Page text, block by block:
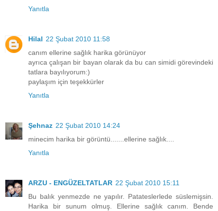
Yanıtla
Hilal 22 Şubat 2010 11:58
canım ellerine sağlık harika görünüyor
ayrıca çalışan bir bayan olarak da bu can simidi görevindeki
tatlara bayılıyorum:)
paylaşım için teşekkürler
Yanıtla
Şehnaz 22 Şubat 2010 14:24
minecim harika bir görüntü.......ellerine sağlık....
Yanıtla
ARZU - ENGÜZELTATLAR 22 Şubat 2010 15:11
Bu balık yenmezde ne yapılır. Patateslerlede süslemişsin.
Harika bir sunum olmuş. Ellerine sağlık canım. Bende